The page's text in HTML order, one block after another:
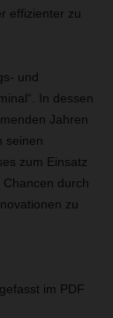
effizienter zu
und
In dessen
Jahren
seinen
zum Einsatz
durch
zu
im PDF